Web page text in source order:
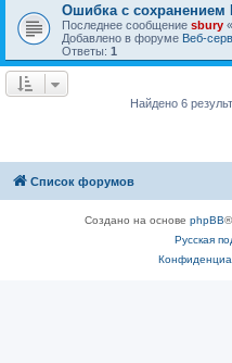
Ошибка с сохранением
Последнее сообщение sbury «
Добавлено в форуме Веб-
Ответы: 1
Найдено 6
Список форумов
Создано на основе phpBB
Русская